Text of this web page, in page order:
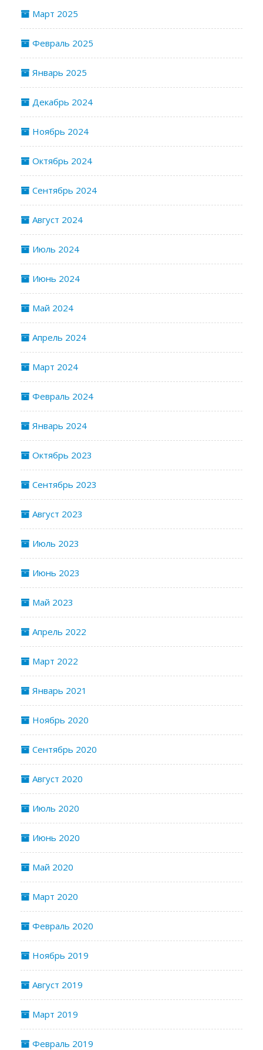
Март 2025
Февраль 2025
Январь 2025
Декабрь 2024
Ноябрь 2024
Октябрь 2024
Сентябрь 2024
Август 2024
Июль 2024
Июнь 2024
Май 2024
Апрель 2024
Март 2024
Февраль 2024
Январь 2024
Октябрь 2023
Сентябрь 2023
Август 2023
Июль 2023
Июнь 2023
Май 2023
Апрель 2022
Март 2022
Январь 2021
Ноябрь 2020
Сентябрь 2020
Август 2020
Июль 2020
Июнь 2020
Май 2020
Март 2020
Февраль 2020
Ноябрь 2019
Август 2019
Март 2019
Февраль 2019